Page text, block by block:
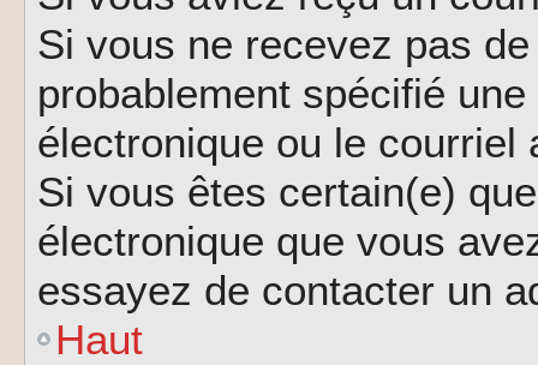
Si vous ne recevez pas
probablement spécifié
électronique ou le courriel
Si vous êtes certain(e)
électronique que vous
essayez de contacter un
Haut